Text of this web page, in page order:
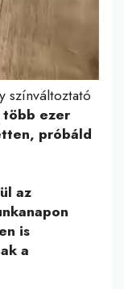
színváltoztató
több ezer
próbáld
az
is
a